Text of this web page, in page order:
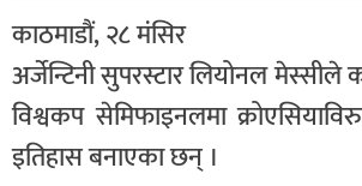
काठमाडौं, २८ मंसिर
अर्जेन्टिनी सुपरस्टार लियोनल मेस्सीले
विश्वकप सेमिफाइनलमा
इतिहास बनाएका छन् ।